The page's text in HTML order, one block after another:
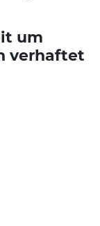
um
verhaftet